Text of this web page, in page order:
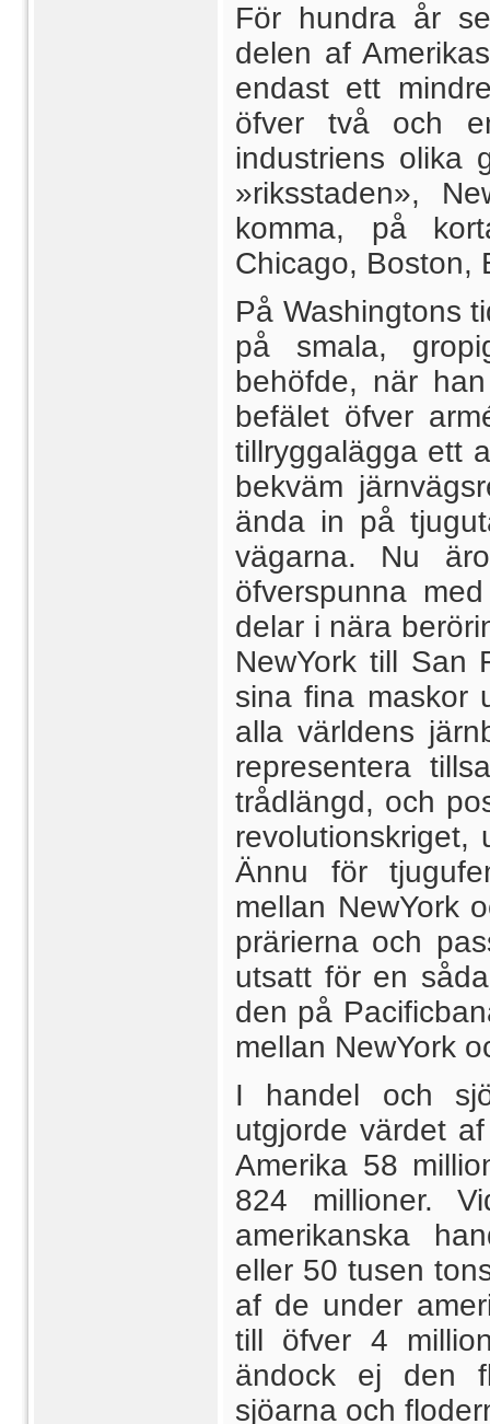
För hundra år
delen af
endast ett
öfver två och
industriens olika
»riksstaden»,
komma, på
Chicago, Boston,
På Washingtons
på smala,
behöfde, när
befälet öfver
tillryggalägga ett
bekväm
ända in på
vägarna. Nu
öfverspunna
delar i nära
NewYork till San
sina fina maskor
alla världens
representera
trådlängd, och
Ännu för
mellan NewYork
prärierna och
utsatt för en
den på
mellan NewYork
I handel och
utgjorde värdet
Amerika 58
824 millioner.
amerikanska
eller 50 tusen
af de under
till öfver 4
ändock ej den
sjöarna och